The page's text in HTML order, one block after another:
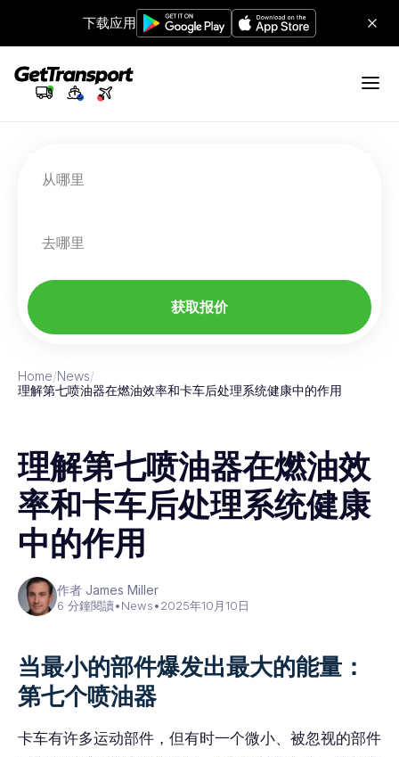
下载应用
从哪里
去哪里
获取报价
Home/News/
理解第七喷油器在燃油效率和卡车后处理系统健康中的作用
理解第七喷油器在燃油效
率和卡车后处理系统健康
中的作用
作者 James Miller
6 分鐘閱讀•News•2025年10月10日
当最小的部件爆发出最大的能量：
第七个喷油器
卡车有许多运动部件，但有时一个微小、被忽视的部件